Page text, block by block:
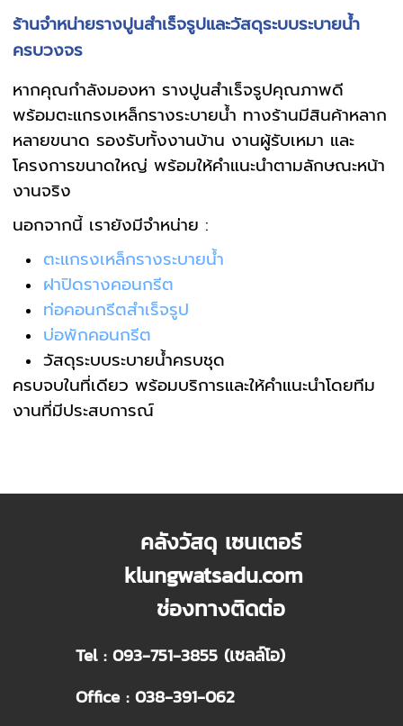
ร้านจำหน่ายรางปูนสำเร็จรูปและวัสดุระบบระบายน้ำ
ครบวงจร
หากคุณกำลังมองหา รางปูนสำเร็จรูปคุณภาพดี
พร้อมตะแกรงเหล็กรางระบายน้ำ ทางร้านมีสินค้าหลาก
หลายขนาด รองรับทั้งงานบ้าน งานผู้รับเหมา และ
โครงการขนาดใหญ่ พร้อมให้คำแนะนำตามลักษณะหน้า
งานจริง
นอกจากนี้ เรายังมีจำหน่าย :
ตะแกรงเหล็กรางระบายน้ำ
ฝาปิดรางคอนกรีต
ท่อคอนกรีตสำเร็จรูป
บ่อพักคอนกรีต
วัสดุระบบระบายน้ำครบชุด
ครบจบในที่เดียว พร้อมบริการและให้คำแนะนำโดยทีม
งานที่มีประสบการณ์
คลังวัสดุ เซนเตอร์
klungwatsadu.com
ช่องทางติดต่อ
Tel : 093-751-3855 (เซลล์โอ)
Office : 038-391-062